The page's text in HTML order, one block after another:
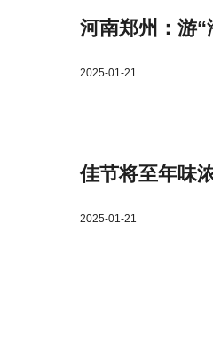
河南郑州：游“
2025-01-21
佳节将至年味
2025-01-21